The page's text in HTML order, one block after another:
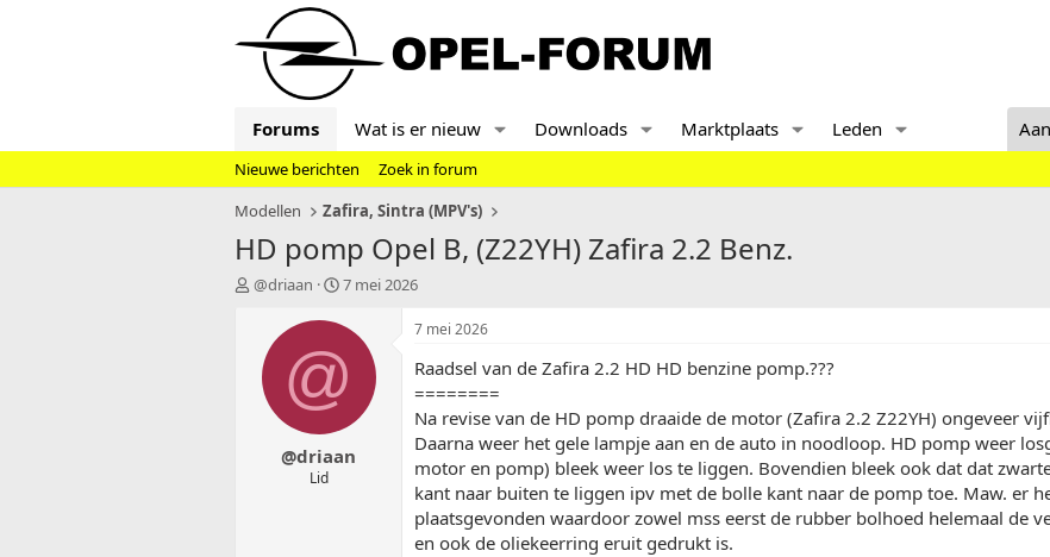
Forums Wat is er nieuw Downloads Marktplaats Leden
Nieuwe berichten
Zoek in forum
Modellen
Zafira, Sintra (MPV's)
HD pomp Opel B, (Z22YH) Zafira 2.2 Benz.
T
@driaan
S
a
t
d
t
u
7 mei 2026
@
@driaan
Lid
7 mei 2026
Raadsel van de Zafira 2.2 HD HD benzine pomp.???
========
Na revise van de HD pomp draaide de motor (Zafira 2.2 Z22YH) ongeveer
Daarna weer het gele lampje aan en de auto in noodloop. HD pomp weer
motor en pomp) bleek weer los te liggen. Bovendien bleek ook dat dat
kant naar buiten te liggen ipv met de bolle kant naar de pomp toe. Maw. er
plaatsgevonden waardoor zowel mss eerst de rubber bolhoed helemaal de
en ook de oliekeerring eruit gedrukt is.